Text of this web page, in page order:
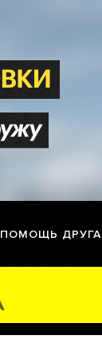
ПОМОЩЬ ДРУГА